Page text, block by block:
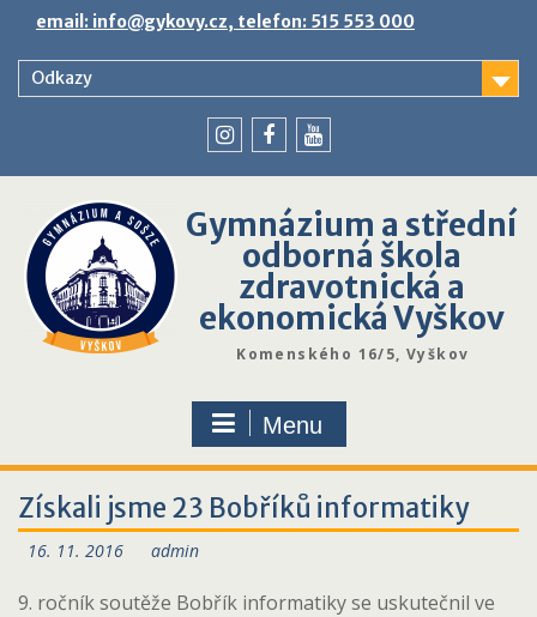
content
email: info@gykovy.cz, telefon: 515 553 000
Odkazy
Gymnázium a střední
odborná škola
zdravotnická a
ekonomická Vyškov
Komenského 16/5, Vyškov
Menu
Získali jsme 23 Bobříků informatiky
16. 11. 2016 admin
9. ročník soutěže Bobřík informatiky se uskutečnil ve